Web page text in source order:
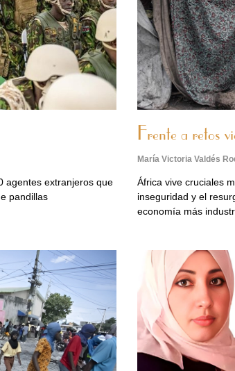
agentes extranjeros que
pandillas
Frente a retos
María Victoria Valdés
África vive cruciales
inseguridad y el
economía más